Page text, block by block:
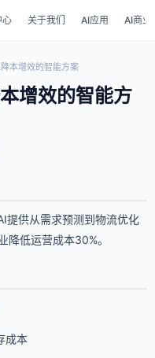
心 关于我们 AI应用 AI商业
本增效的智能方案
增效的智能方
提供从需求预测到物流优化
降低运营成本30%。
成本